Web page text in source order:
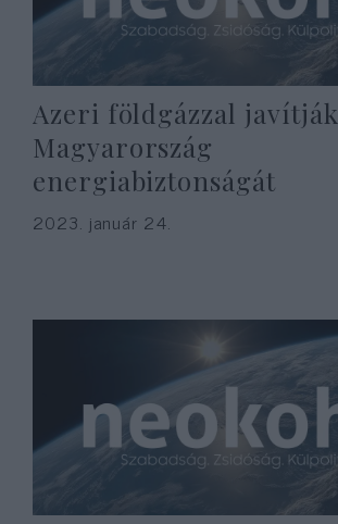
Azeri földgázzal javítják
Magyarország
energiabiztonságát
2023. január 24.